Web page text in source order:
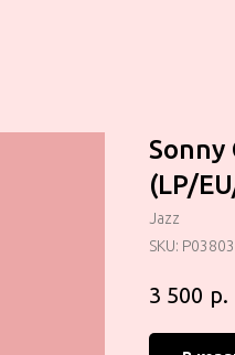
Sonny
(LP/
Jazz
SKU:
3 500 р.